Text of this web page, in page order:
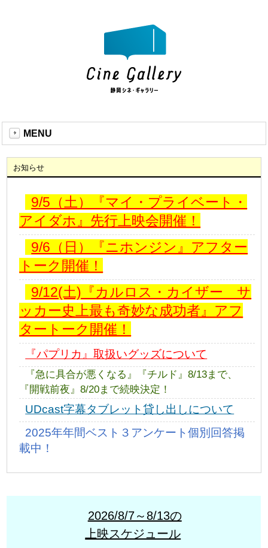
MENU
お知らせ
9/5（土）『マイ・プライベート・
アイダホ』先行上映会開催！
9/6（日）『ニホンジン』アフター
トーク開催！
9/12(土)『カルロス・カイザー サ
ッカー史上最も奇妙な成功者』アフ
タートーク開催！
『パプリカ』取扱いグッズについて
『急に具合が悪くなる』『チルド』8/13まで、
『開戦前夜』8/20まで続映決定！
UDcast字幕タブレット貸し出しについて
2025年年間ベスト３アンケート個別回答掲
載中！
2026/8/7～8/13の
上映スケジュール